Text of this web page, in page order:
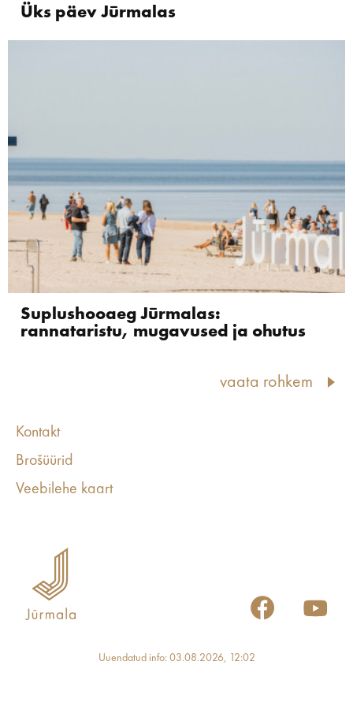
Üks päev Jūrmalas
Suplushooaeg Jūrmalas:
rannataristu, mugavused ja ohutus
vaata rohkem
Kontakt
Brošüürid
Veebilehe kaart
Uuendatud info: 03.08.2026, 12:02